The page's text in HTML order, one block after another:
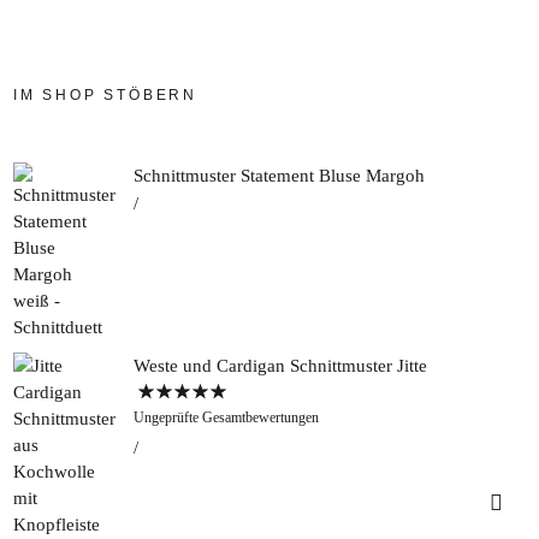
IM SHOP STÖBERN
Schnittmuster Statement Bluse Margoh
Weste und Cardigan Schnittmuster Jitte
Bewertet mit
5.00von 5
Ungeprüfte Gesamtbewertungen